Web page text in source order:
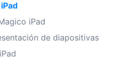
iPad
de diapositivas